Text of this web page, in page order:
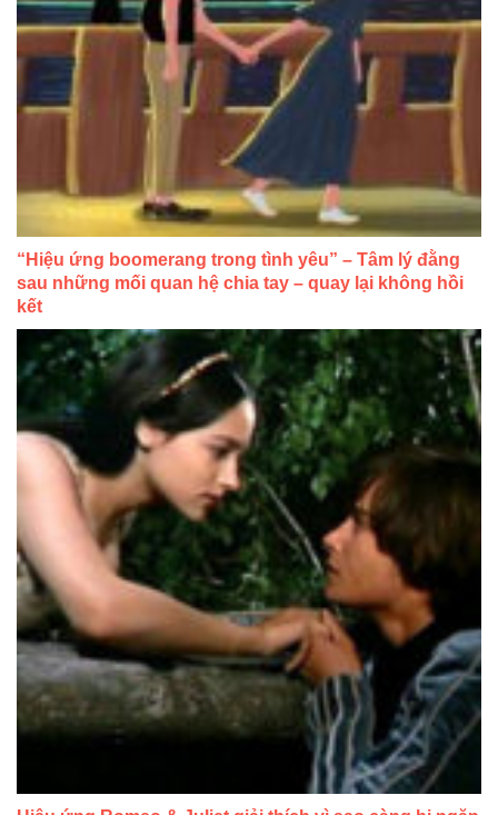
“Hiệu ứng boomerang trong tình yêu” – Tâm lý đằng
sau những mối quan hệ chia tay – quay lại không hồi
kết